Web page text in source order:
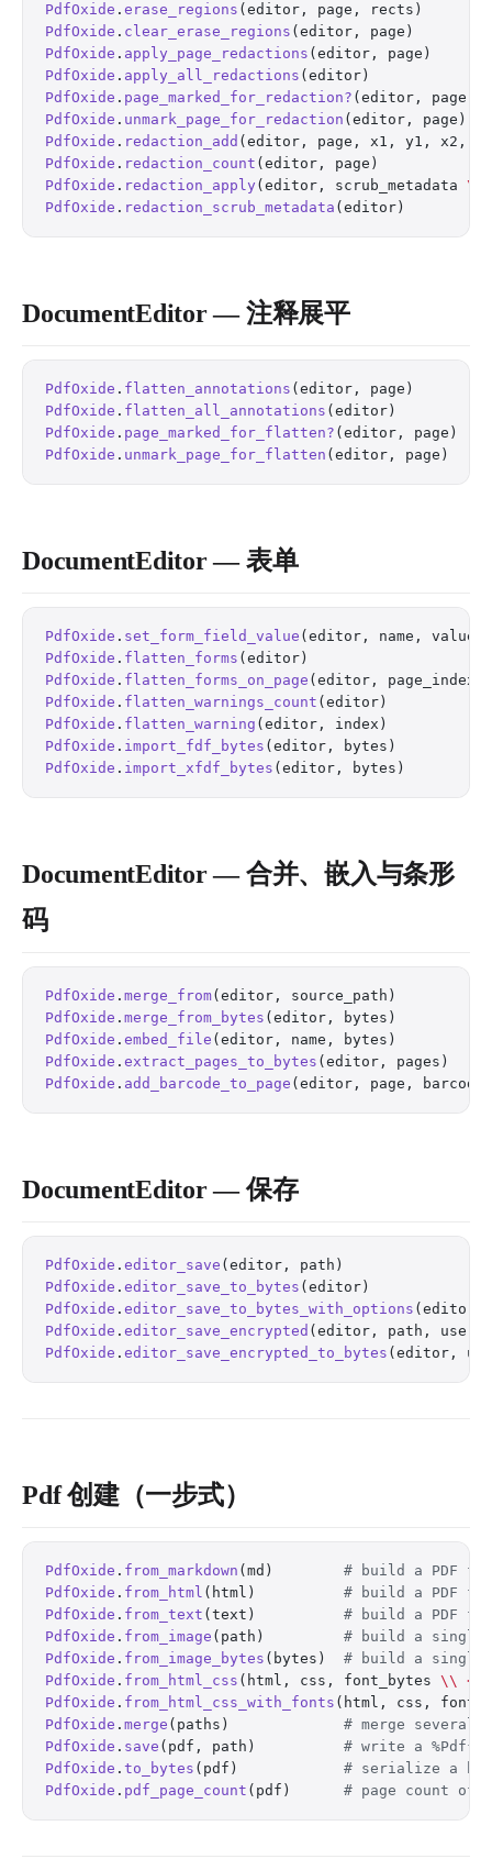
PdfOxide . erase_regions (editor, page,
PdfOxide . clear_erase_regions (editor,
PdfOxide . apply_page_redactions (editor,
PdfOxide . apply_all_redactions
PdfOxide . page_marked_for_redaction? (editor,
PdfOxide . unmark_page_for_redaction (editor,
PdfOxide . redaction_add (editor, page, x1, y1,
PdfOxide . redaction_count (editor,
PdfOxide . redaction_apply (editor, scrub_metadata \\
PdfOxide . redaction_scrub_metadata
DocumentEditor — 注释展平
PdfOxide . flatten_annotations (editor, page)
PdfOxide . flatten_all_annotations (editor)
PdfOxide . page_marked_for_flatten? (editor, page)
PdfOxide . unmark_page_for_flatten (editor, page)
DocumentEditor — 表单
PdfOxide . set_form_field_value (editor, name,
PdfOxide . flatten_forms
PdfOxide . flatten_forms_on_page (editor,
PdfOxide . flatten_warnings_count
PdfOxide . flatten_warning (editor,
PdfOxide . import_fdf_bytes (editor,
PdfOxide . import_xfdf_bytes (editor,
DocumentEditor — 合并、嵌入与条形
码
PdfOxide . merge_from(editor,
PdfOxide . merge_from_bytes (editor,
PdfOxide . embed_file (editor, name,
PdfOxide . extract_pages_to_bytes (editor,
PdfOxide . add_barcode_to_page (editor, page,
DocumentEditor — 保存
PdfOxide . editor_save (editor,
PdfOxide . editor_save_to_bytes
PdfOxide . editor_save_to_bytes_with_options (editor,
PdfOxide . editor_save_encrypted (editor, path,
PdfOxide . editor_save_encrypted_to_bytes (editor,
Pdf 创建（一步式）
PdfOxide . from_markdown (md) # build a PDF
PdfOxide . from_html (html) # build a PDF
PdfOxide . from_text (text) # build a PDF
PdfOxide . from_image (path) # build a single-
PdfOxide . from_image_bytes (bytes) # build a single-
PdfOxide . from_html_css (html, css, font_bytes \\
PdfOxide . from_html_css_with_fonts (html,
PdfOxide . merge (paths) # merge several
PdfOxide . save (pdf, path) # write a %Pdf{}
PdfOxide . to_bytes (pdf) # serialize a
PdfOxide . pdf_page_count (pdf) # page count of